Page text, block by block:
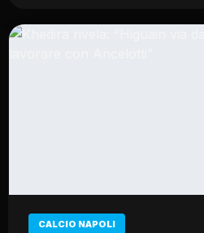
CALCIO NAPOLI